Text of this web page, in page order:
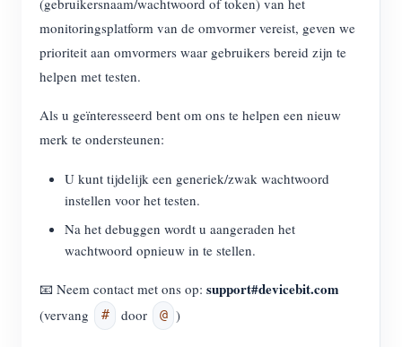
monitoringsplatform van de omvormer vereist, geven we
prioriteit aan omvormers waar gebruikers bereid zijn te
helpen met testen.
Als u geïnteresseerd bent om ons te helpen een nieuw
merk te ondersteunen:
U kunt tijdelijk een generiek/zwak wachtwoord
instellen voor het testen.
Na het debuggen wordt u aangeraden het
wachtwoord opnieuw in te stellen.
📧 Neem contact met ons op: support#devicebit.com
(vervang # door @ )